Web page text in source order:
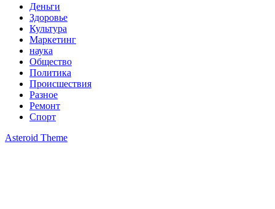
Деньги
Здоровье
Культура
Маркетинг
наука
Общество
Политика
Происшествия
Разное
Ремонт
Спорт
Asteroid Theme